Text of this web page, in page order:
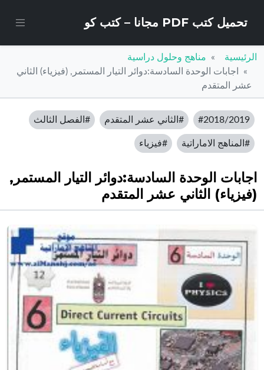
تحميل كتب PDF مجانا – كتب كو
الرئيسية
مناهج وحلول دراسية
اجابات الوحدة السادسة:دوائر التيار المستمر, (فيزياء) الثاني
عشر المتقدم
#2018/2019 #الثاني عشر المتقدم #الفصل الثالث
#المناهج الاماراتية #فيزياء
اجابات الوحدة السادسة:دوائر التيار المستمر,
(فيزياء) الثاني عشر المتقدم